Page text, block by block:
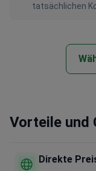
tatsächlichen
Vorteile und
Direkte